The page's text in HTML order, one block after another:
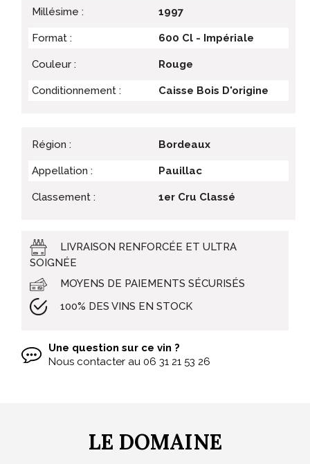
Millésime : 1997
Format : 600 Cl - Impériale
Couleur : Rouge
Conditionnement : Caisse Bois D'origine
Région : Bordeaux
Appellation : Pauillac
Classement : 1er Cru Classé
LIVRAISON RENFORCÉE ET ULTRA
SOIGNÉE
MOYENS DE PAIEMENTS SÉCURISÉS
100% DES VINS EN STOCK
Une question sur ce vin ?
Nous contacter au 06 31 21 53 26
LE DOMAINE